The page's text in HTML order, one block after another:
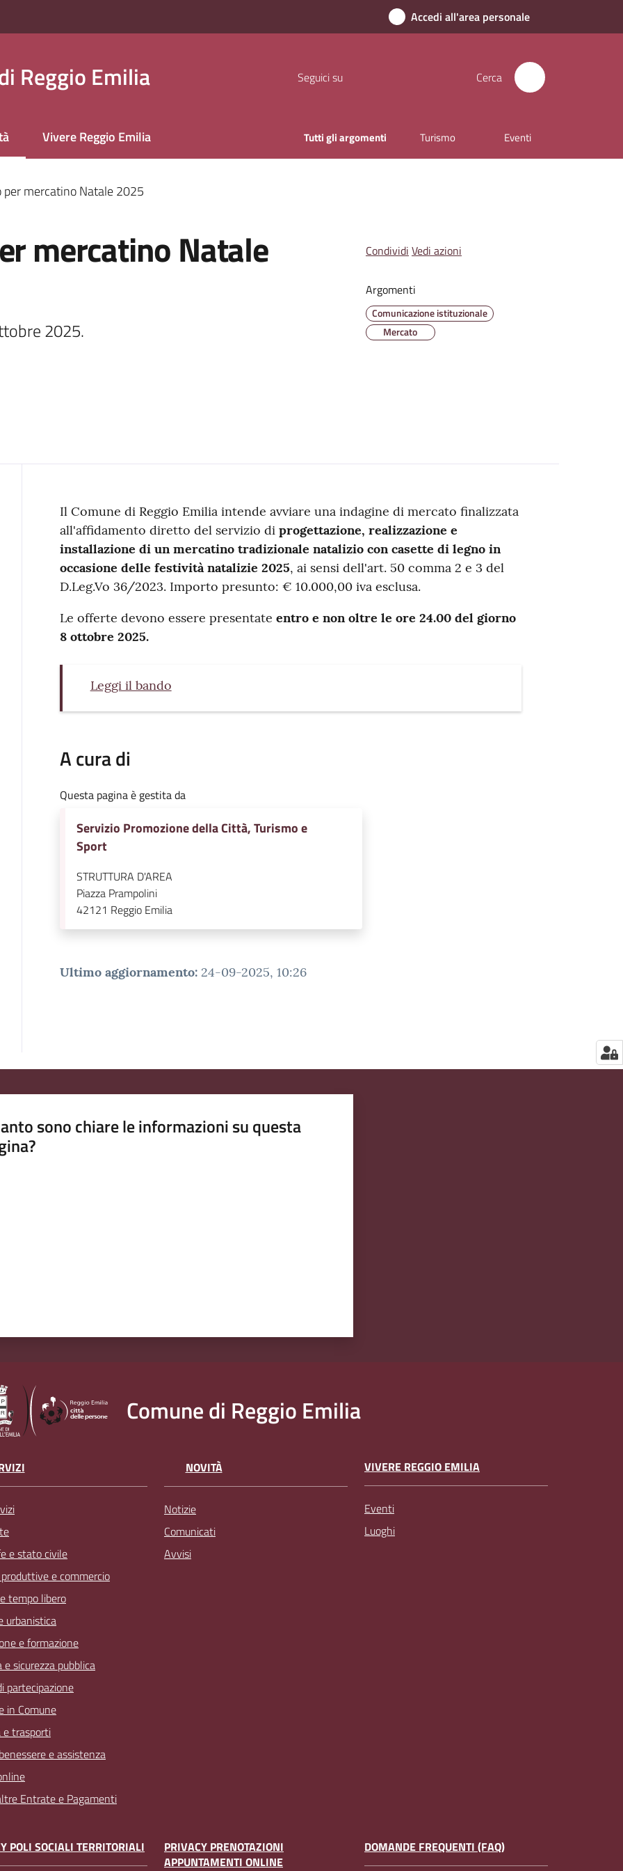
Accedi all'area personale
Reggio Emilia Seguici su Cerca
selezionatoVivere Reggio Emilia Tutti gli argomenti Turismo Eventi
per mercatino Natale 2025
mercatino Natale
2025.
Condividi Vedi azioni
Argomenti
Comunicazione istituzionale
Mercato
Contenuto
Il Comune di Reggio Emilia intende avviare una indagine di mercato finalizzata
all'affidamento diretto del servizio di progettazione, realizzazione e
installazione di un mercatino tradizionale natalizio con casette di legno in
occasione delle festività natalizie 2025, ai sensi dell'art. 50 comma 2 e 3 del
D.Leg.Vo 36/2023. Importo presunto: € 10.000,00 iva esclusa.
Le offerte devono essere presentate entro e non oltre le ore 24.00 del giorno
8 ottobre 2025.
Leggi il bando
A cura di
Questa pagina è gestita da
Servizio Promozione della Città, Turismo e
Sport
STRUTTURA D'AREA
Piazza Prampolini
42121 Reggio Emilia
Ultimo aggiornamento: 24-09-2025, 10:26
sono chiare le informazioni su questa
Comune di Reggio Emilia
e stato civile
e commercio
tempo libero
urbanistica
e formazione
e sicurezza pubblica
partecipazione
in Comune
e trasporti
e assistenza
Entrate e Pagamenti
NOVITÀ
Notizie
Comunicati
Avvisi
VIVERE REGGIO EMILIA
Eventi
Luoghi
POLI SOCIALI TERRITORIALI
PRIVACY PRENOTAZIONI
APPUNTAMENTI ONLINE
DOMANDE FREQUENTI (FAQ)